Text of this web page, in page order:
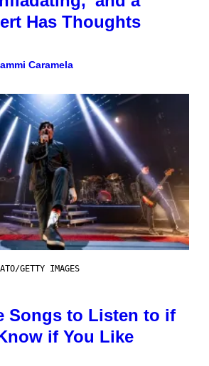
Has Thoughts
Caramela
GETTY IMAGES
Songs to Listen to if
if You Like